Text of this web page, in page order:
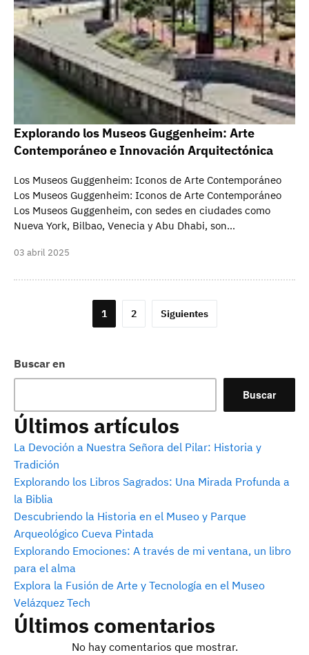
Buscar en
Buscar
Últimos artículos
La Devoción a Nuestra Señora del Pilar: Historia y
Tradición
Explorando los Libros Sagrados: Una Mirada Profunda a
la Biblia
Descubriendo la Historia en el Museo y Parque
Arqueológico Cueva Pintada
Explorando Emociones: A través de mi ventana, un libro
para el alma
Explora la Fusión de Arte y Tecnología en el Museo
Velázquez Tech
Últimos comentarios
No hay comentarios que mostrar.
Explorando los Museos Guggenheim: Arte
Contemporáneo e Innovación Arquitectónica
Los Museos Guggenheim: Iconos de Arte Contemporáneo
Los Museos Guggenheim: Iconos de Arte Contemporáneo
Los Museos Guggenheim, con sedes en ciudades como
Nueva York, Bilbao, Venecia y Abu Dhabi, son…
03 abril 2025
Paginación
entradas
1 2 Siguientes